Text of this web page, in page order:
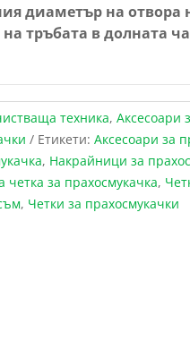
диаметър на отвора
тръбата в долната
техника, Аксесоари
Етикети: Аксесоари за
, Накрайници за
четка за прахосмукачка,
, Четки за прахосмукачки